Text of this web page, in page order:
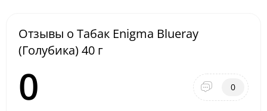
Отзывы о Табак Enigma Blueray
(Голубика) 40 г
0 0